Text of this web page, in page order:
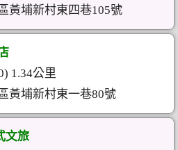
黃埔新村東四巷105號
1.34公里
黃埔新村東一巷80號
文旅